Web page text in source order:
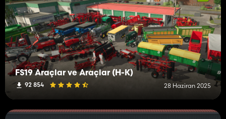
FS19 Araçlar ve Araçlar (H-K)
92 854 28 Haziran 2025